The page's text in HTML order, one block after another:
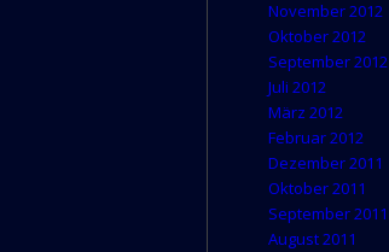
November 2012
Oktober 2012
September 2012
Juli 2012
März 2012
Februar 2012
Dezember 2011
Oktober 2011
September 2011
August 2011